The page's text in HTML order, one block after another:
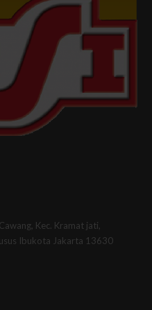
Kec. Kramat jati,
Ibukota Jakarta 13630